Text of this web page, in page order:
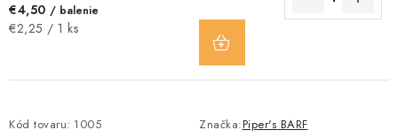
€4,50 / balenie
Jednotková
€2,25 / 1 ks
Kód tovaru: 1005 Značka:Piper's BARF